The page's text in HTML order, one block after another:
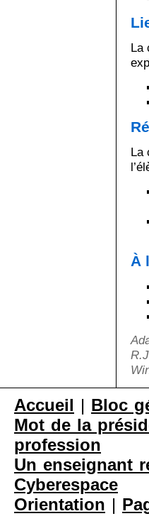
La
La
À
Accueil | Bloc
Mot de la
profession
Un enseignant
Cyberespace
Orientation |